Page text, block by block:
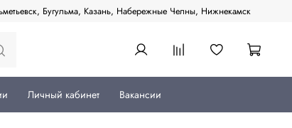
Бугульма, Казань, Набережные Челны, Нижнекамск
Личный кабинет
Вакансии